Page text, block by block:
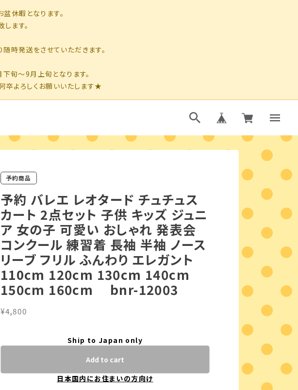
予約商品
予約 バレエ レオタード チュチュス
カート 2点セット 子供 キッズ ジュニ
ア 女の子 可愛い おしゃれ 発表会
コンクール 練習着 長袖 半袖 ノース
リーブ フリル ふんわり エレガント
110cm 120cm 130cm 140cm
150cm 160cm bnr-12003
¥4,800
Ship to Japan only
Add to cart
日本国内にお住まいの方向け